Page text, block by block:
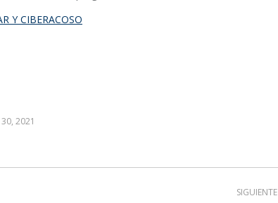
Y CIBERACOSO
2021
SIGUIENTE